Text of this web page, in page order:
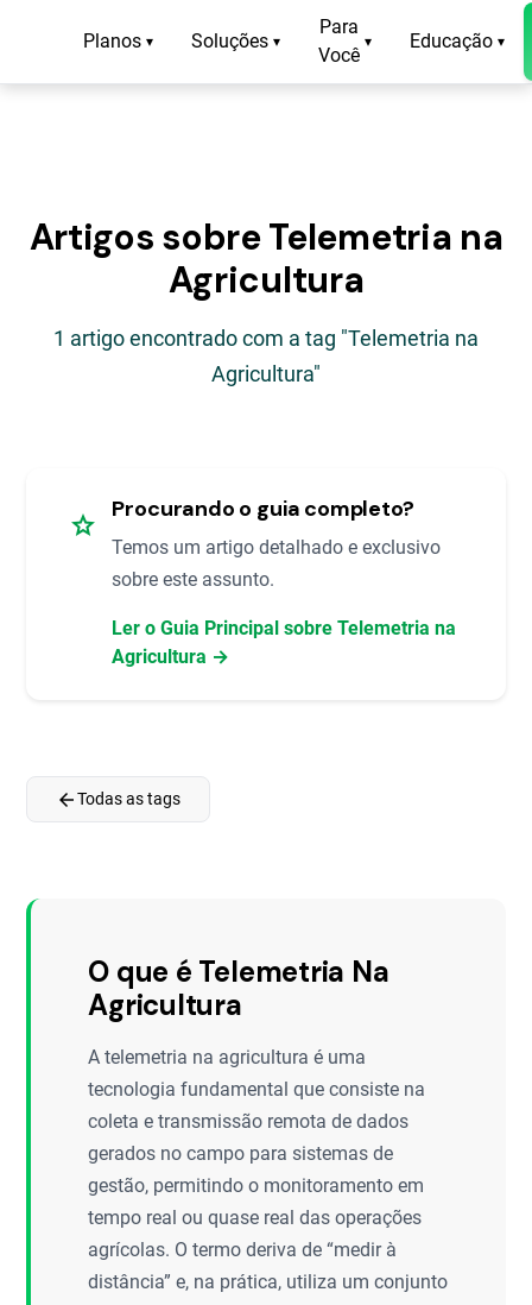
Planos ▾ Soluções ▾
Para
Você
▾ Educação ▾
Artigos sobre Telemetria na
Agricultura
1 artigo encontrado com a tag "Telemetria na
Agricultura"
star Procurando o guia completo?
Temos um artigo detalhado e exclusivo
sobre este assunto.
Ler o Guia Principal sobre Telemetria na
Agricultura →
arrow_backTodas as tags
O que é Telemetria Na
Agricultura
A telemetria na agricultura é uma
tecnologia fundamental que consiste na
coleta e transmissão remota de dados
gerados no campo para sistemas de
gestão, permitindo o monitoramento em
tempo real ou quase real das operações
agrícolas. O termo deriva de “medir à
distância” e, na prática, utiliza um conjunto